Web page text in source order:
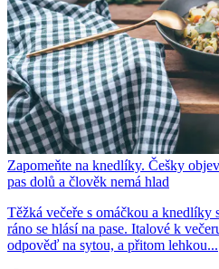
Zapomeňte na knedlíky. Češky
pas dolů a člověk nemá hlad
Těžká večeře s omáčkou a knedlíky
ráno se hlásí na pase. Italové k
odpověď na sytou, a přitom lehkou...